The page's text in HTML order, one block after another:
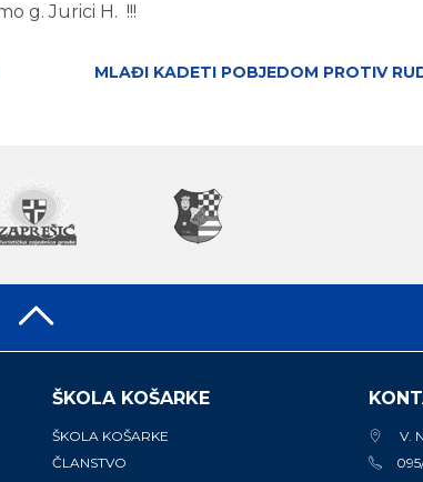
g. Jurici H. !!!
MLAĐI KADETI POBJEDOM PROTIV
ŠKOLA KOŠARKE
ŠKOLA KOŠARKE
ČLANSTVO
V.